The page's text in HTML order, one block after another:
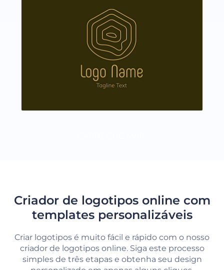
Criador de logotipos online com
templates personalizáveis
Criar logotipos é muito fácil e rápido com o nosso
criador de logotipos online. Siga este processo
simples de três etapas e obtenha seu design